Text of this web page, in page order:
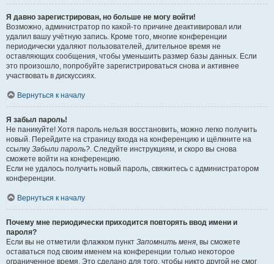
Я давно зарегистрирован, но больше не могу войти!
Возможно, администратор по какой-то причине деактивировал или
удалил вашу учётную запись. Кроме того, многие конференции
периодически удаляют пользователей, длительное время не
оставляющих сообщения, чтобы уменьшить размер базы данных. Если
это произошло, попробуйте зарегистрироваться снова и активнее
участвовать в дискуссиях.
Вернуться к началу
Я забыл пароль!
Не паникуйте! Хотя пароль нельзя восстановить, можно легко получить
новый. Перейдите на страницу входа на конференцию и щёлкните на
ссылку Забыли пароль?. Следуйте инструкциям, и скоро вы снова
сможете войти на конференцию.
Если не удалось получить новый пароль, свяжитесь с администратором
конференции.
Вернуться к началу
Почему мне периодически приходится повторять ввод имени и
пароля?
Если вы не отметили флажком пункт Запомнить меня, вы сможете
оставаться под своим именем на конференции только некоторое
ограниченное время. Это сделано для того, чтобы никто другой не смог